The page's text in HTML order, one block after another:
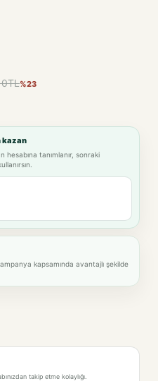
%23
kazan
hesabına tanımlanır, sonraki
kapsamında avantajlı şekilde
takip etme kolaylığı.